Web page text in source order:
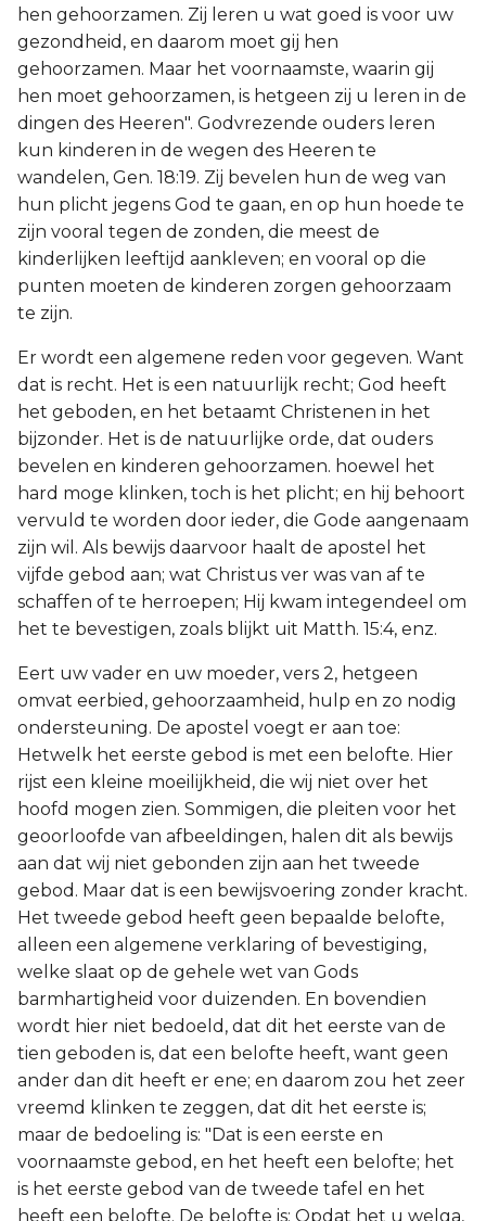
hen gehoorzamen. Zij leren u wat goed is voor uw
gezondheid, en daarom moet gij hen
gehoorzamen. Maar het voornaamste, waarin gij
hen moet gehoorzamen, is hetgeen zij u leren in de
dingen des Heeren". Godvrezende ouders leren
kun kinderen in de wegen des Heeren te
wandelen, Gen. 18:19. Zij bevelen hun de weg van
hun plicht jegens God te gaan, en op hun hoede te
zijn vooral tegen de zonden, die meest de
kinderlijken leeftijd aankleven; en vooral op die
punten moeten de kinderen zorgen gehoorzaam
te zijn.
Er wordt een algemene reden voor gegeven. Want
dat is recht. Het is een natuurlijk recht; God heeft
het geboden, en het betaamt Christenen in het
bijzonder. Het is de natuurlijke orde, dat ouders
bevelen en kinderen gehoorzamen. hoewel het
hard moge klinken, toch is het plicht; en hij behoort
vervuld te worden door ieder, die Gode aangenaam
zijn wil. Als bewijs daarvoor haalt de apostel het
vijfde gebod aan; wat Christus ver was van af te
schaffen of te herroepen; Hij kwam integendeel om
het te bevestigen, zoals blijkt uit Matth. 15:4, enz.
Eert uw vader en uw moeder, vers 2, hetgeen
omvat eerbied, gehoorzaamheid, hulp en zo nodig
ondersteuning. De apostel voegt er aan toe:
Hetwelk het eerste gebod is met een belofte. Hier
rijst een kleine moeilijkheid, die wij niet over het
hoofd mogen zien. Sommigen, die pleiten voor het
geoorloofde van afbeeldingen, halen dit als bewijs
aan dat wij niet gebonden zijn aan het tweede
gebod. Maar dat is een bewijsvoering zonder kracht.
Het tweede gebod heeft geen bepaalde belofte,
alleen een algemene verklaring of bevestiging,
welke slaat op de gehele wet van Gods
barmhartigheid voor duizenden. En bovendien
wordt hier niet bedoeld, dat dit het eerste van de
tien geboden is, dat een belofte heeft, want geen
ander dan dit heeft er ene; en daarom zou het zeer
vreemd klinken te zeggen, dat dit het eerste is;
maar de bedoeling is: "Dat is een eerste en
voornaamste gebod, en het heeft een belofte; het
is het eerste gebod van de tweede tafel en het
heeft een belofte. De belofte is: Opdat het u welga,